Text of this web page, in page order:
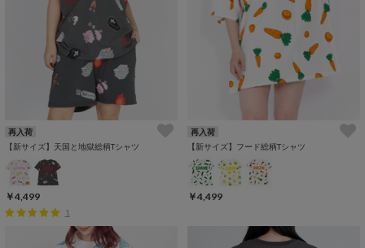
再入荷
【新サイズ】天国と地獄総柄Tシャツ
￥4,499
1
再入荷
【新サイズ】フード総柄Tシャツ
￥4,499